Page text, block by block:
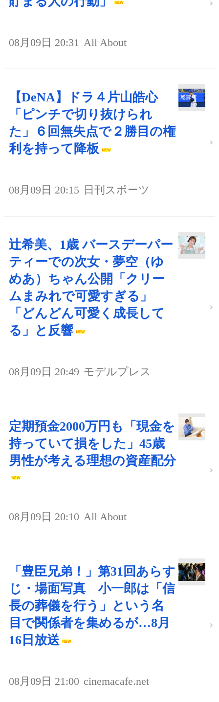
08月09日 20:31 All About
【DeNA】ドラ４片山皓心
「ピンチで切り抜けられ
た」６回無失点で２勝目の権
利を持って降板
08月09日 20:15 日刊スポーツ
辻希美、1歳 バースデーパー
ティーでの次女・夢空（ゆ
めあ）ちゃん公開「クリー
ムまみれで可愛すぎる」
「どんどん可愛く成長して
る」と反響
08月09日 20:49 モデルプレス
定期預金2000万円も「現金を
持っていて損をした」45歳
男性が考える理想の資産配分
08月09日 20:10 All About
「豊臣兄弟！」第31回あらす
じ・場面写真 小一郎は「信
長の葬儀を行う」という名
目で関係者を集めるが…8月
16日放送
08月09日 21:00 cinemacafe.net